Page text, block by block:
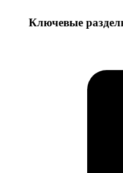
Ключевые